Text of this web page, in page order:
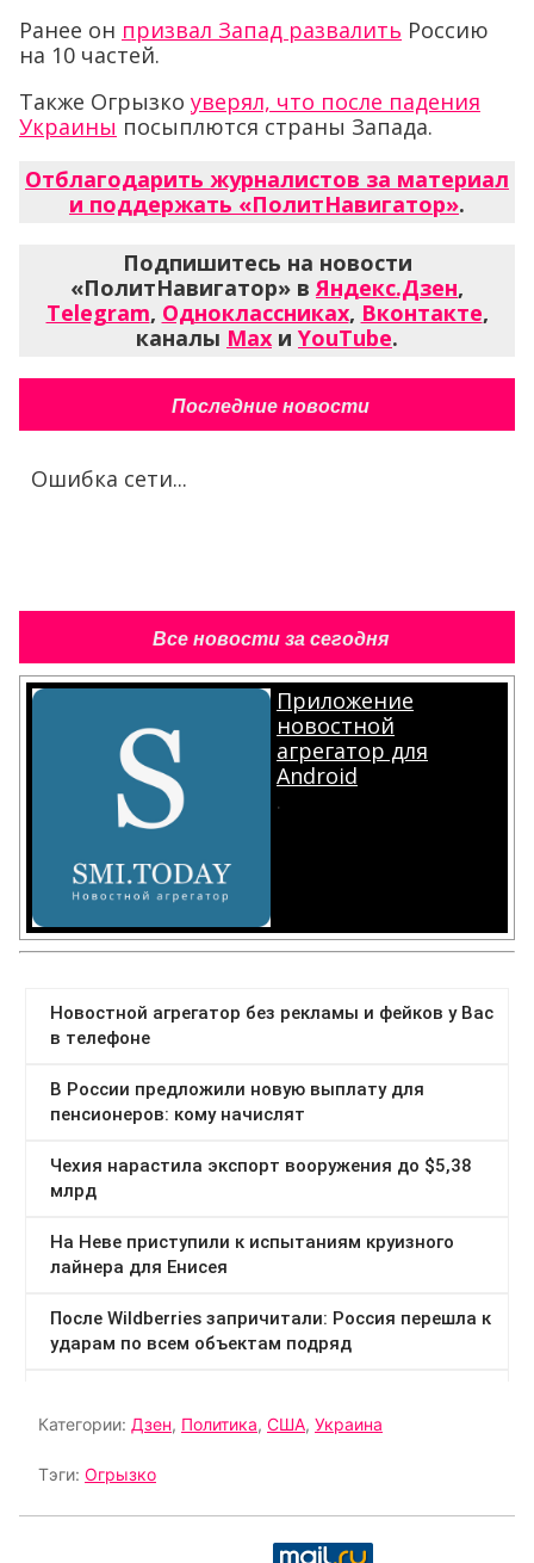
Ранее он призвал Запад развалить Россию
на 10 частей.
Также Огрызко уверял, что после падения
Украины посыплются страны Запада.
Отблагодарить журналистов за материал
и поддержать «ПолитНавигатор».
Подпишитесь на новости
«ПолитНавигатор» вЯндекс.Дзен,
Telegram, Одноклассниках, Вконтакте,
каналы Max и YouTube.
Последние новости
Ошибка сети...
Все новости за сегодня
Приложение
новостной
агрегатор для
Android
.
Категории: Дзен, Политика, США, Украина
Тэги: Огрызко